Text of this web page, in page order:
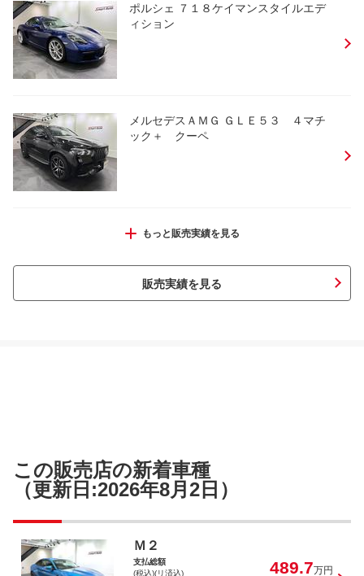
ポルシェ ７１８ケイマンスタイルエデ
ィション
メルセデスＡＭＧ ＧＬＥ５３ ４マチ
ック＋ クーペ
ＢＭＷ Ｍ４４０ｉ ｘＤｒｉｖｅグラン
アルファロメオ ステルヴィオ ２．０ター
ボ Ｑ４ヴェローチェ
ＢＭＷ Ｚ４ ｓＤｒｉｖｅ２０ｉ Ｍス
もっと販売実績を見る
販売実績を見る
この販売店の新着車種
（更新日:2026年8月2日）
Ｍ２
支払総額
(税込)(リ済込)
489.7万円